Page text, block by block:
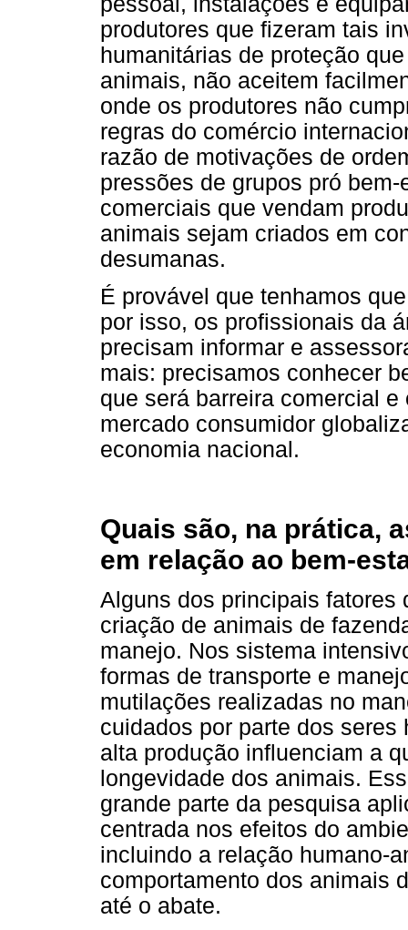
produtores que fizeram tais
humanitárias de proteção
animais, não aceitem
onde os produtores não
regras do comércio
razão de motivações de
pressões de grupos pró
comerciais que vendam
animais sejam criados em
desumanas.
É provável que tenhamos
por isso, os profissionais da
precisam informar e
mais: precisamos conhecer
que será barreira comercial
mercado consumidor
economia nacional.
Quais são, na prática,
em relação ao bem-
Alguns dos principais fatores
criação de animais de
manejo. Nos sistema
formas de transporte e
mutilações realizadas no
cuidados por parte dos
alta produção influenciam a
longevidade dos animais.
grande parte da pesquisa
centrada nos efeitos do
incluindo a relação humano-
comportamento dos animais
até o abate.